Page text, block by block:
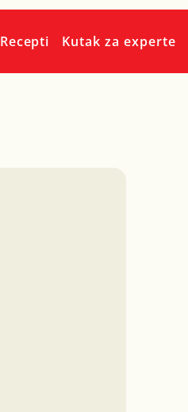
Recepti Kutak za experte